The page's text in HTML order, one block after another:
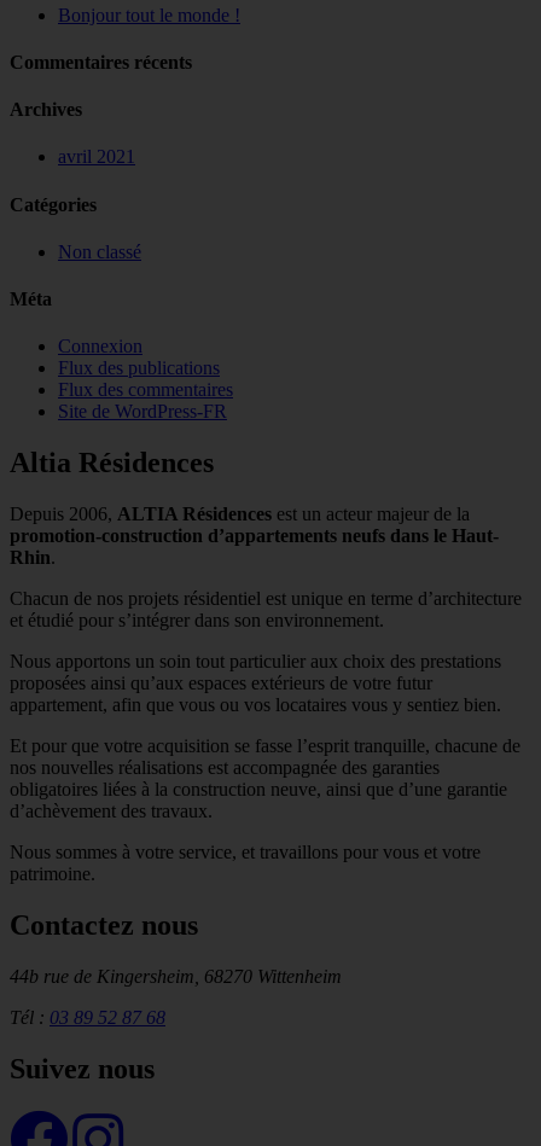
Bonjour tout le monde !
Commentaires récents
Archives
avril 2021
Catégories
Non classé
Méta
Connexion
Flux des publications
Flux des commentaires
Site de WordPress-FR
Altia Résidences
Depuis 2006, ALTIA Résidences est un acteur majeur de la
promotion-construction d’appartements neufs dans le Haut-
Rhin.
Chacun de nos projets résidentiel est unique en terme d’architecture
et étudié pour s’intégrer dans son environnement.
Nous apportons un soin tout particulier aux choix des prestations
proposées ainsi qu’aux espaces extérieurs de votre futur
appartement, afin que vous ou vos locataires vous y sentiez bien.
Et pour que votre acquisition se fasse l’esprit tranquille, chacune de
nos nouvelles réalisations est accompagnée des garanties
obligatoires liées à la construction neuve, ainsi que d’une garantie
d’achèvement des travaux.
Nous sommes à votre service, et travaillons pour vous et votre
patrimoine.
Contactez nous
44b rue de Kingersheim, 68270 Wittenheim
Tél : 03 89 52 87 68
Suivez nous